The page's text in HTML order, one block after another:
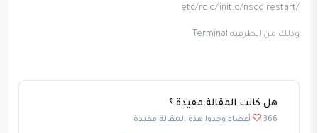
/etc/rc.d/init.d/nscd restart
وذلك من الطرفية Terminal
هل كانت المقالة مفيدة ؟
366 أعضاء وجدوا هذه المقالة مفيدة